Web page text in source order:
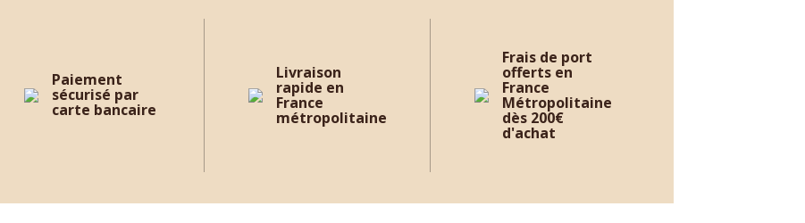
Paiement
sécurisé par
carte bancaire
Livraison
rapide en
France
métropolitaine
Frais de port
offerts en
France
Métropolitaine
dès 200€
d'achat